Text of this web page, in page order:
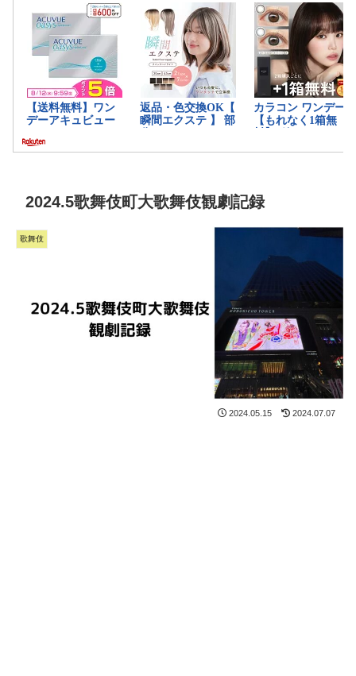
2024.5歌舞伎町大歌舞伎観劇記録
歌舞伎
2024.05.15 2024.07.07